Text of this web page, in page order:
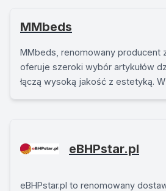
MMbeds
MMbeds, renomowany producent
oferuje szeroki wybór artykułów
łączą wysoką jakość z estetyką.
eBHPstar.pl
eBHPstar.pl to renomowany